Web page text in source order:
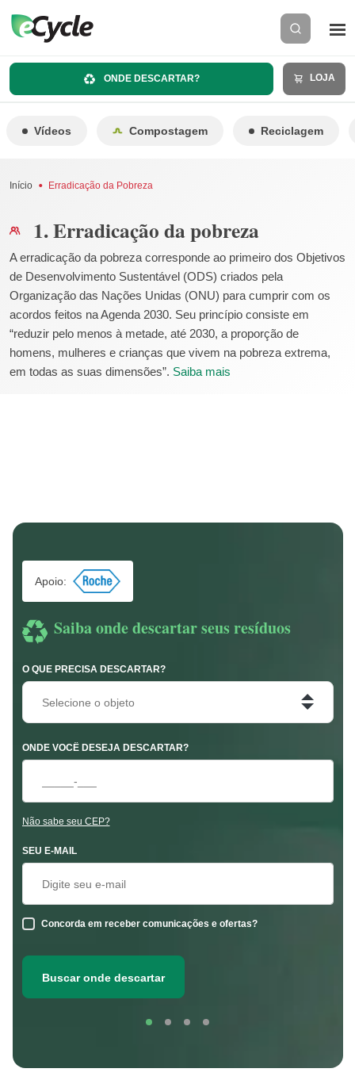
ONDE DESCARTAR? LOJA
Vídeos Compostagem Reciclagem
Início Erradicação da Pobreza
1. Erradicação da pobreza
A erradicação da pobreza corresponde ao primeiro dos Objetivos
de Desenvolvimento Sustentável (ODS) criados pela
Organização das Nações Unidas (ONU) para cumprir com os
acordos feitos na Agenda 2030. Seu princípio consiste em
“reduzir pelo menos à metade, até 2030, a proporção de
homens, mulheres e crianças que vivem na pobreza extrema,
em todas as suas dimensões”. Saiba mais
Apoio:
Saiba onde descartar seus resíduos
O QUE PRECISA DESCARTAR?
Selecione o objeto
ONDE VOCÊ DESEJA DESCARTAR?
Não sabe seu CEP?
SEU E-MAIL
Concorda em receber comunicações e ofertas?
Buscar onde descartar